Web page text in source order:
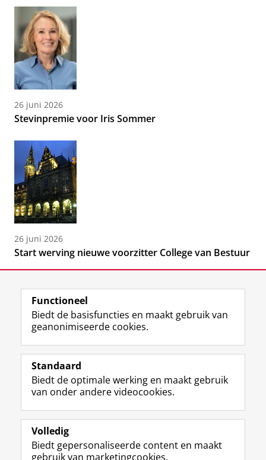
26 juni 2026
Stevinpremie voor Iris Sommer
26 juni 2026
Start werving nieuwe voorzitter College van Bestuur
Volg de RUG
F
a
e
b
o
p
a
L
i
k
e
I
-
p
R
S
-
f
e
R
I
n
t
r
m
Y
o
T
e
k
Studiekiezers
Alumni
Over ons
Functioneel
Biedt de basisfuncties en maakt gebruik van
geanonimiseerde cookies.
Standaard
Biedt de optimale werking en maakt gebruik
van onder andere videocookies.
Volledig
Biedt gepersonaliseerde content en maakt
gebruik van marketingcookies.